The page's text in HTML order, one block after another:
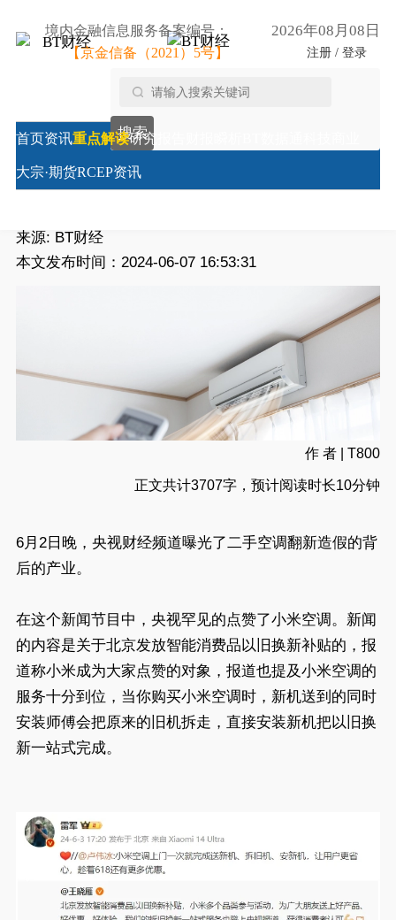
境内金融信息服务备案编号：
【京金信备（2021）5号】
2026年08月08日
注册 / 登录
搜索
首页资讯重点解读研究报告
大宗·期货RCEP资讯
重点解读/【行业深度研究】董明珠还是没搞懂
雷军，小米空调销量超过格力
【行业深度研究】董明珠还是没搞懂雷军，小米空调销
量超过格力
来源: BT财经
本文发布时间：2024-06-07 16:53:31
作 者 | T800
正文共计3707字，预计阅读时长10分钟
6月2日晚，央视财经频道曝光了二手空调翻新造假的背
后的产业。
在这个新闻节目中，央视罕见的点赞了小米空调。新闻
的内容是关于北京发放智能消费品以旧换新补贴的，报
道称小米成为大家点赞的对象，报道也提及小米空调的
服务十分到位，当你购买小米空调时，新机送到的同时
安装师傅会把原来的旧机拆走，直接安装新机把以旧换
新一站式完成。